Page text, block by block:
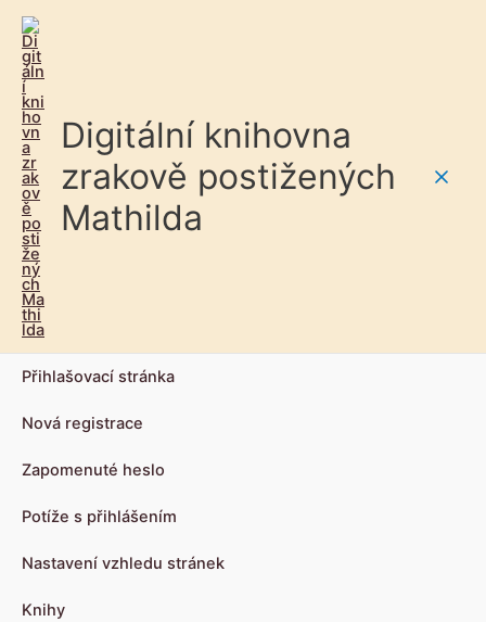
Digitální knihovna
zrakově postižených
Mathilda
Přihlašovací stránka
Nová registrace
Zapomenuté heslo
Potíže s přihlášením
Nastavení vzhledu stránek
Knihy